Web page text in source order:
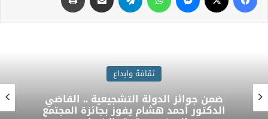
ثقافة وابداع
ضمن جوائز الدولة التشجيعية .. القاضي
الدكتور أحمد هشام يفوز بجائزة المجتمع